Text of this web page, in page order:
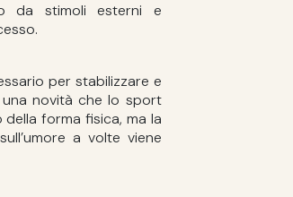
da stimoli esterni e
per stabilizzare e
una novità che lo sport
forma fisica, ma la
a volte viene